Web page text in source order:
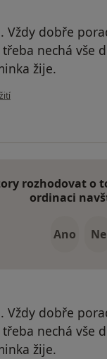
Vždy dobře
nechá vše
žije.
Pacient
rozhodovat o
ordinaci
Ano Ne
Vždy dobře
nechá vše
žije.